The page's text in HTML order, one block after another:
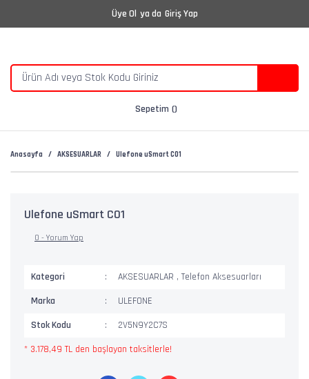
Üye Ol ya da Giriş Yap
Sepetim
Anasayfa AKSESUARLAR Ulefone uSmart C01
Ulefone uSmart C01
0 - Yorum Yap
Kategori AKSESUARLAR ,Telefon Aksesuarları
Marka
ULEFONE
Stok Kodu
2V5N9Y2C7S
* 3.178,49 TL den başlayan taksitlerle!